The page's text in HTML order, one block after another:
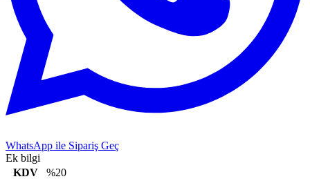
WhatsApp ile Sipariş Geç
Ek bilgi
KDV
%20